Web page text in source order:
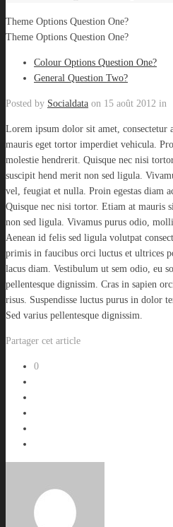
Theme Options Question One?
Theme Options Question One?
Colour Options Question One?
General Question Two?
Posted by Socialdata on 15 août 2012 in
Lorem ipsum dolor sit amet, consectetur
mauris eget tortor imperdiet vehicula.
molestie hendrerit. Quisque nec nisi
suscipit hend merit non sed ligula.
vel, feugiat et nulla. Proin egestas diam
Quisque nec nisi tortor. Etiam at mauris
non sed ligula. Vivamus purus odio,
Aenean id felis sed ligula volutpat
primis in faucibus orci luctus et ultrices
lacus diam. Vestibulum ut sem odio, eu
pellentesque dignissim. Cras in sapien
risus. Suspendisse luctus purus in dolor
Sed varius pellentesque dignissim.
Partager cet article
0